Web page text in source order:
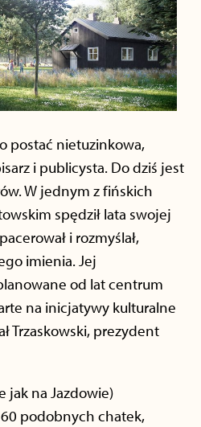
postać nietuzinkowa,
i publicysta. Do dziś jest
W jednym z fińskich
spędził lata swojej
i rozmyślał,
imienia. Jej
od lat centrum
na inicjatywy kulturalne
Trzaskowski, prezydent
jak na Jazdowie)
podobnych chatek,